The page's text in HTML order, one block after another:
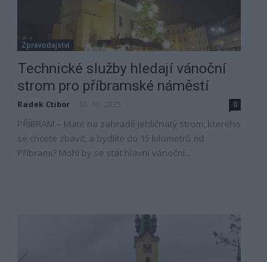
Zpravodajství
Technické služby hledají vánoční
strom pro příbramské náměstí
Radek Ctibor 0
PŘÍBRAM – Máte na zahradě jehličnatý strom, kterého
se chcete zbavit, a bydlíte do 15 kilometrů od
Příbrami? Mohl by se stát hlavní vánoční...